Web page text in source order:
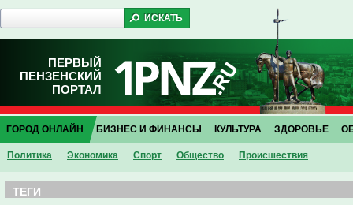
ПЕРВЫЙ
ПЕНЗЕНСКИЙ
ПОРТАЛ
ГОРОД ОНЛАЙН
Политика Экономика Спорт Общество Проиcшествия
БИЗНЕС И ФИНАНСЫ КУЛЬТУРА ЗДОРОВЬЕ
ТЕГИ